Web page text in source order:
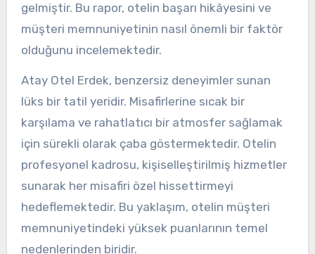
gelmiştir. Bu rapor, otelin başarı hikâyesini ve
müşteri memnuniyetinin nasıl önemli bir faktör
olduğunu incelemektedir.
Atay Otel Erdek, benzersiz deneyimler sunan
lüks bir tatil yeridir. Misafirlerine sıcak bir
karşılama ve rahatlatıcı bir atmosfer sağlamak
için sürekli olarak çaba göstermektedir. Otelin
profesyonel kadrosu, kişiselleştirilmiş hizmetler
sunarak her misafiri özel hissettirmeyi
hedeflemektedir. Bu yaklaşım, otelin müşteri
memnuniyetindeki yüksek puanlarının temel
nedenlerinden biridir.